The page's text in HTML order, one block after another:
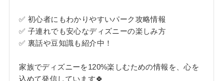
✅ 初心者にもわかりやすいパーク攻略情報
✅ 子連れでも安心なディズニーの楽しみ方
✅ 裏話や豆知識も紹介中！
家族でディズニーを120%楽しむための情報を、心を
込めて発信しています🍀